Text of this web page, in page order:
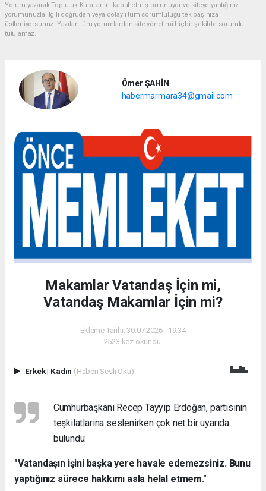
Yorum yazarak Topluluk Kuralları’nı kabul etmiş bulunuyor ve siteye yaptığınız
yorumunuzla ilgili doğrudan veya dolaylı tüm sorumluluğu tek başınıza
üstleniyorsunuz. Yazılan tüm yorumlardan site yönetimi hiçbir şekilde sorumlu
tutulamaz.
Ömer ŞAHİN
habermarmara34@gmail.com
Makamlar Vatandaş İçin mi,
Vatandaş Makamlar İçin mi?
Ekleme Tarihi: 30.07.2026 - 19:34
2523 kez okundu.
Erkek| Kadın (Haberi Sesli Oku)
Cumhurbaşkanı Recep Tayyip Erdoğan, partisinin
teşkilatlarına seslenirken çok net bir uyarıda
bulundu:
"Vatandaşın işini başka yere havale edemezsiniz. Bunu
yaptığınız sürece hakkımı asla helal etmem."